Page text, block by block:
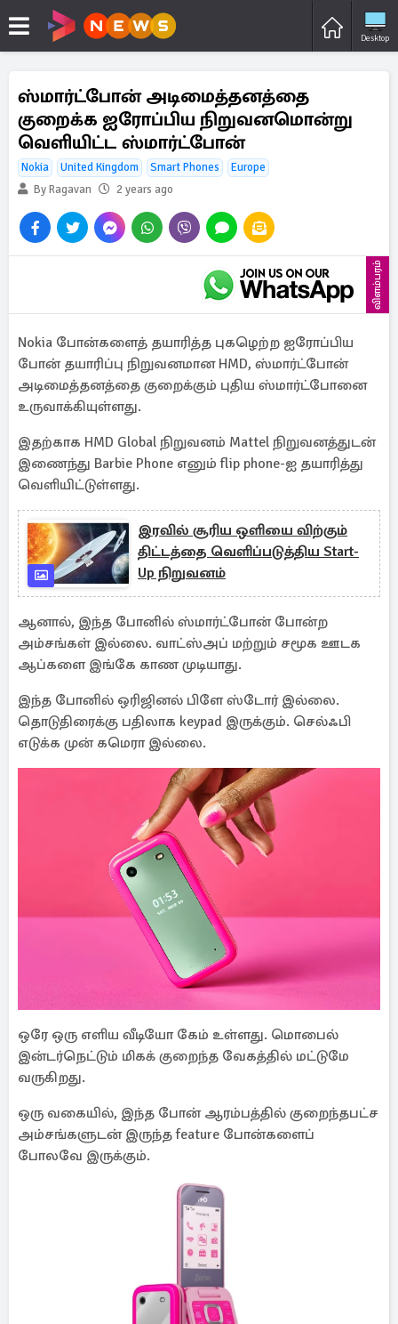
Desktop
ஸ்மார்ட்போன் அடிமைத்தனத்தை
குறைக்க ஐரோப்பிய நிறுவனமொன்று
வெளியிட்ட ஸ்மார்ட்போன்
Nokia United Kingdom Smart Phones
Europe
By Ragavan
2 years ago
விளம்பரம்
Nokia போன்களைத் தயாரித்த புகழெற்ற ஐரோப்பிய
போன் தயாரிப்பு நிறுவனமான HMD, ஸ்மார்ட்போன்
அடிமைத்தனத்தை குறைக்கும் புதிய ஸ்மார்ட்போனை
உருவாக்கியுள்ளது.
இதற்காக HMD Global நிறுவனம் Mattel நிறுவனத்துடன்
இணைந்து Barbie Phone எனும் flip phone-ஐ தயாரித்து
வெளியிட்டுள்ளது.
இரவில் சூரிய ஒளியை விற்கும்
திட்டத்தை வெளிப்படுத்திய Start-
Up நிறுவனம்
ஆனால், இந்த போனில் ஸ்மார்ட்போன் போன்ற
அம்சங்கள் இல்லை. வாட்ஸ்அப் மற்றும் சமூக ஊடக
ஆப்களை இங்கே காண முடியாது.
இந்த போனில் ஒரிஜினல் பிளே ஸ்டோர் இல்லை.
தொடுதிரைக்கு பதிலாக keypad இருக்கும். செல்ஃபி
எடுக்க முன் கமெரா இல்லை.
ஒரே ஒரு எளிய வீடியோ கேம் உள்ளது. மொபைல்
இன்டர்நெட்டும் மிகக் குறைந்த வேகத்தில் மட்டுமே
வருகிறது.
ஒரு வகையில், இந்த போன் ஆரம்பத்தில் குறைந்தபட்ச
அம்சங்களுடன் இருந்த feature போன்களைப்
போலவே இருக்கும்.